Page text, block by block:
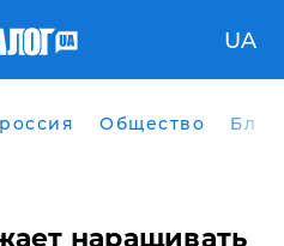
UA
россия Общество
наращивать